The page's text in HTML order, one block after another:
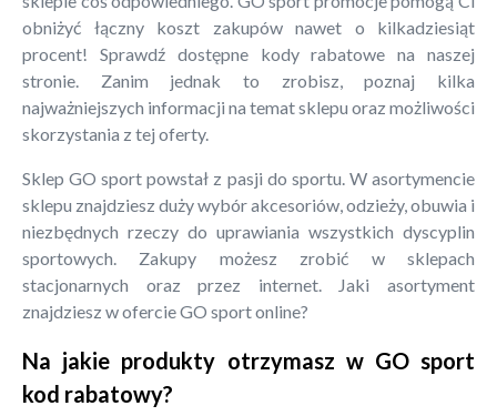
obniżyć łączny koszt zakupów nawet o kilkadziesiąt
procent! Sprawdź dostępne kody rabatowe na naszej
stronie. Zanim jednak to zrobisz, poznaj kilka
najważniejszych informacji na temat sklepu oraz możliwości
skorzystania z tej oferty.
Sklep GO sport powstał z pasji do sportu. W asortymencie
sklepu znajdziesz duży wybór akcesoriów, odzieży, obuwia i
niezbędnych rzeczy do uprawiania wszystkich dyscyplin
sportowych. Zakupy możesz zrobić w sklepach
stacjonarnych oraz przez internet. Jaki asortyment
znajdziesz w ofercie GO sport online?
Na jakie produkty otrzymasz w GO sport
kod rabatowy?